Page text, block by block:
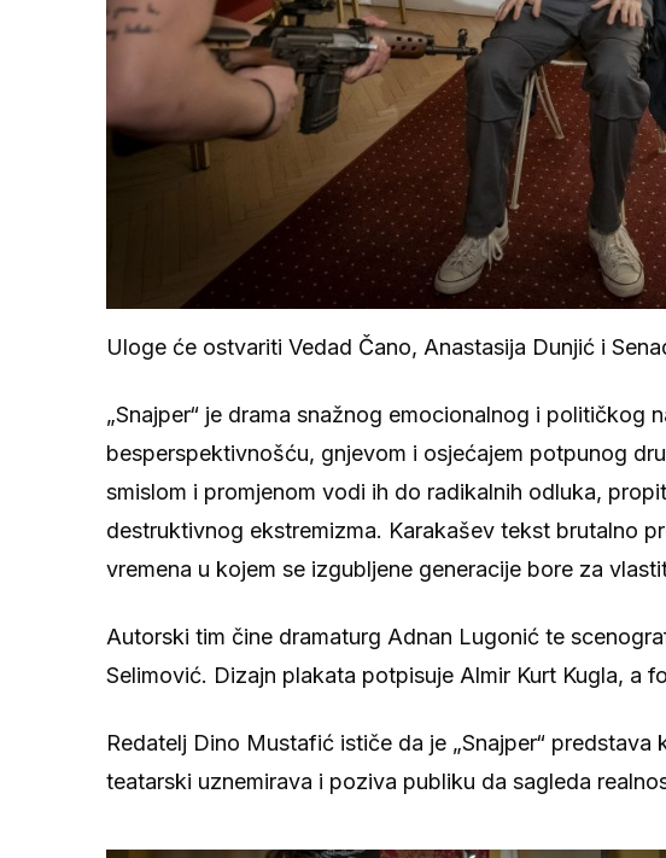
Uloge će ostvariti Vedad Čano, Anastasija Dunjić i
„Snajper“ je drama snažnog emocionalnog i političkog
besperspektivnošću, gnjevom i osjećajem potpunog
smislom i promjenom vodi ih do radikalnih odluka,
destruktivnog ekstremizma. Karakašev tekst brutalno
vremena u kojem se izgubljene generacije bore za
Autorski tim čine dramaturg Adnan Lugonić te
Selimović. Dizajn plakata potpisuje Almir Kurt Kugla, a
Redatelj Dino Mustafić ističe da je „Snajper“
teatarski uznemirava i poziva publiku da sagleda